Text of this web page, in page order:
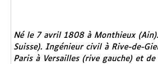
Né le 7 avril 1808 à Monthieux
Suisse). Ingénieur civil à Rive-de-
Paris à Versailles (rive gauche) et